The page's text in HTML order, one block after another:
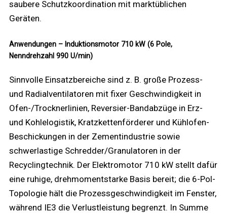
saubere Schutzkoordination mit marktüblichen
Geräten.
Anwendungen – Induktionsmotor 710 kW (6 Pole,
Nenndrehzahl 990 U/min)
Sinnvolle Einsatzbereiche sind z. B. große Prozess-
und Radialventilatoren mit fixer Geschwindigkeit in
Ofen-/Trocknerlinien, Reversier-Bandabzüge in Erz-
und Kohlelogistik, Kratzkettenförderer und Kühlofen-
Beschickungen in der Zementindustrie sowie
schwerlastige Schredder/Granulatoren in der
Recyclingtechnik. Der Elektromotor 710 kW stellt dafür
eine ruhige, drehmomentstarke Basis bereit; die 6-Pol-
Topologie hält die Prozessgeschwindigkeit im Fenster,
während IE3 die Verlustleistung begrenzt. In Summe